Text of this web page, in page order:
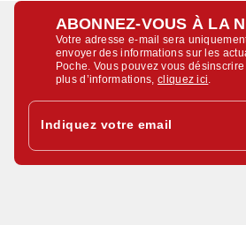
ABONNEZ-VOUS À LA
Votre adresse e-mail sera
envoyer des informations sur les
Poche. Vous pouvez vous
plus d’informations,cliquez ici
Indiquez votre email